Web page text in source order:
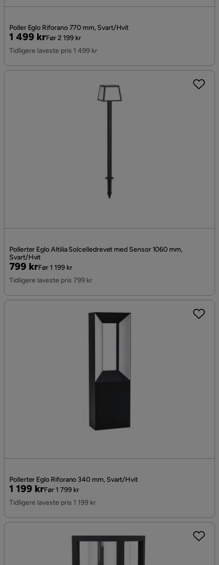
Poller Eglo Riforano 770 mm, Svart/Hvit
Pris
1 499 kr
Original
Pris
Før 2 199 kr
Tidligere laveste pris 1 499 kr
Pollerter Eglo Altilia Solcelledrevet med Sensor 1060 mm,
Svart/Hvit
Pris
799 kr
Original
Pris
Før 1 199 kr
Tidligere laveste pris 799 kr
Pollerter Eglo Riforano 340 mm, Svart/Hvit
Pris
1 199 kr
Original
Pris
Før 1 799 kr
Tidligere laveste pris 1 199 kr